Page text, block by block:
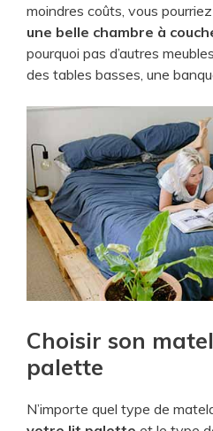
moindres coûts, vous
une belle chambre à
pourquoi pas d’autres
des tables basses, une
​Choisir son
palette
N’importe quel type de